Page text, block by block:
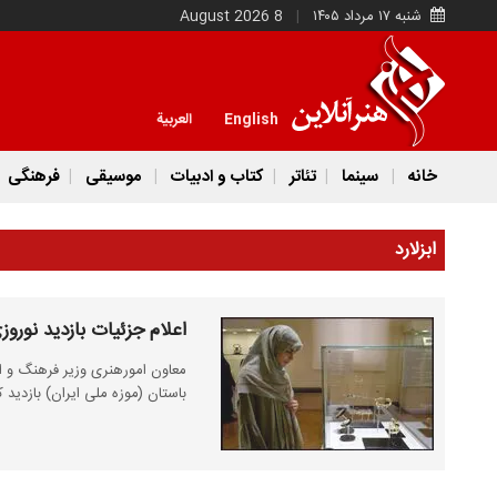
شنبه ۱۷ مرداد ۱۴۰۵ 8 August 2026
English العربية
خانه سینما تئاتر کتاب و ادبیات موسیقی فرهنگی
ابزلارد
اعلام جزئیات بازدید
معاون امورهنری وزیر فرهنگ
باستان (موزه ملی ایران) بازدید